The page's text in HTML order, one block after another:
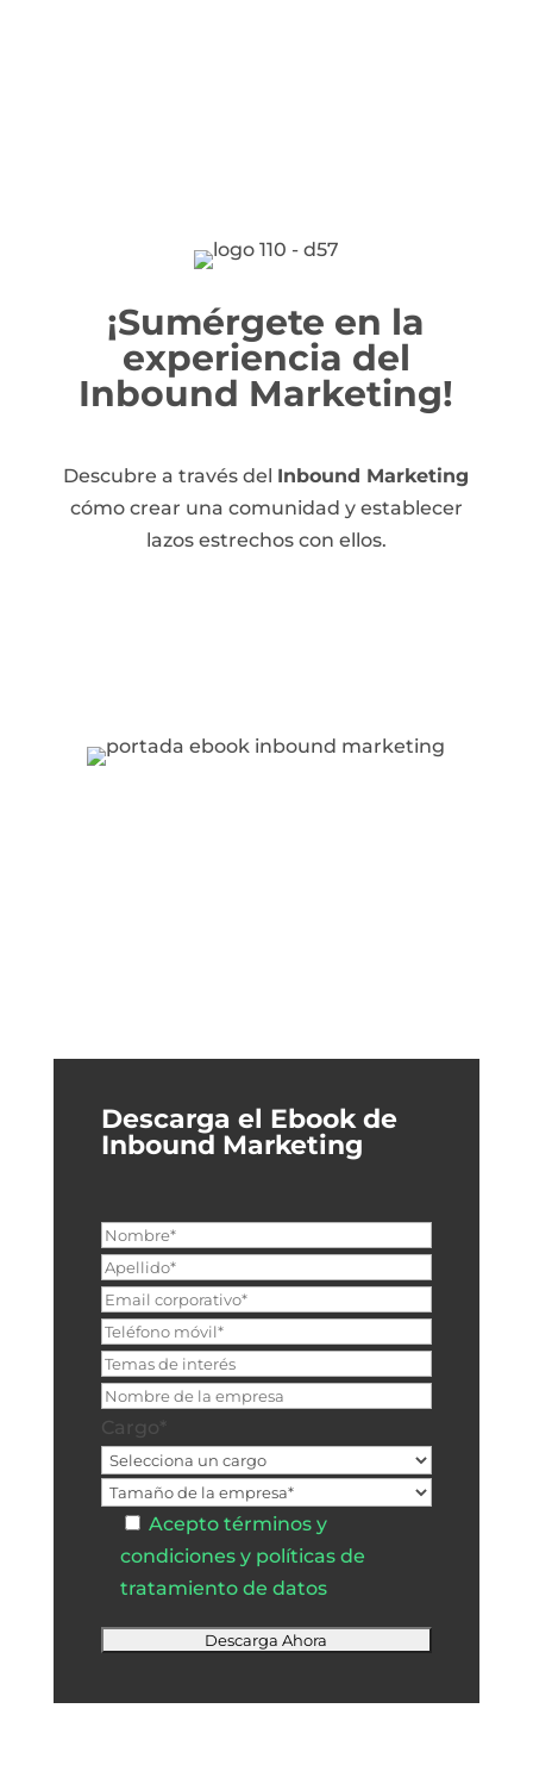
¡Sumérgete en la
experiencia del
Inbound Marketing!
Descubre a través del Inbound Marketing
cómo crear una comunidad y establecer
lazos estrechos con ellos.
Descarga el Ebook de
Inbound Marketing
Cargo*
Acepto términos y
condiciones y políticas de
tratamiento de datos